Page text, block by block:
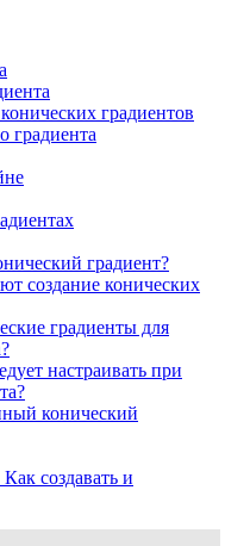
градиентов
градиента
градиент?
создание конических
градиенты для
настраивать при
конический
создавать и